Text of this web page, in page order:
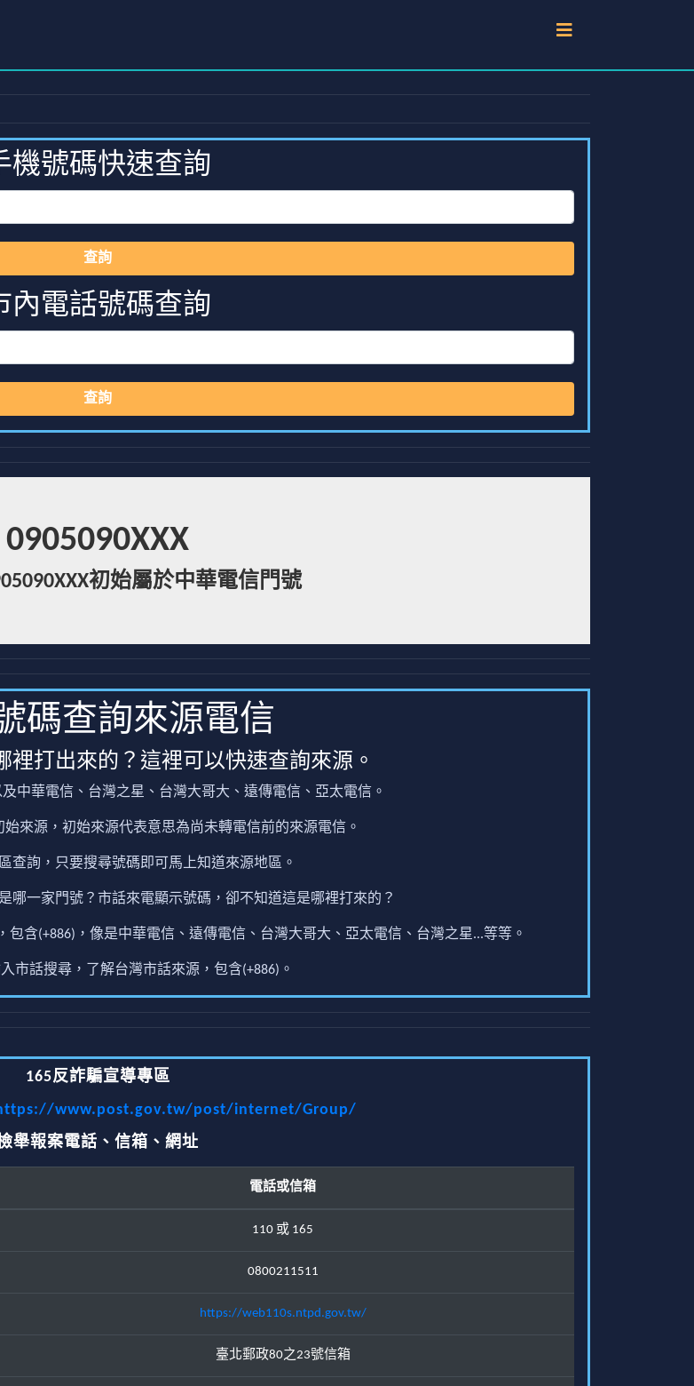
機號碼快速查詢
查詢
內電話號碼查詢
查詢
0905090XXX
初始屬於中華電信門號
碼查詢來源電信
裡打出來的？這裡可以快速查詢來源。
中華電信、台灣之星、台灣大哥大、遠傳電信、亞太電信。
來源，初始來源代表意思為尚未轉電信前的來源電信。
查詢，只要搜尋號碼即可馬上知道來源地區。
哪一家門號？市話來電顯示號碼，卻不知道這是哪裡打來的？
含(+886)，像是中華電信、遠傳電信、台灣大哥大、亞太電信、台灣之星...等等。
市話搜尋，了解台灣市話來源，包含(+886)。
165反詐騙宣導專區
www.post.gov.tw/post/internet/Group/
舉報案電話、信箱、網址
電話或信箱
110 或 165
0800211511
https://web110s.ntpd.gov.tw/
臺北郵政80之23號信箱